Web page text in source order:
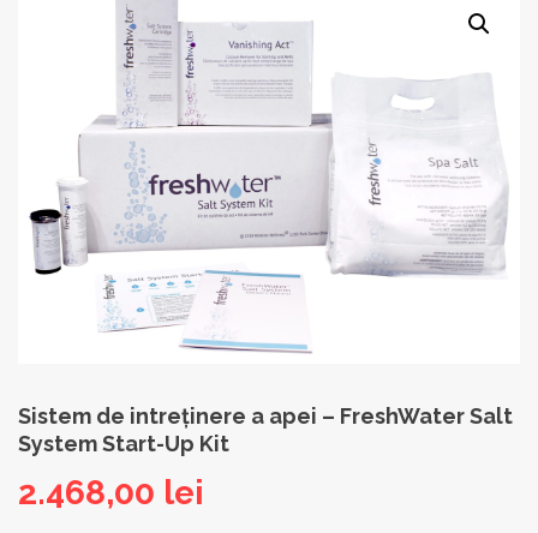
Sistem de intreţinere a apei – FreshWater Salt
System Start-Up Kit
2.468,00 lei